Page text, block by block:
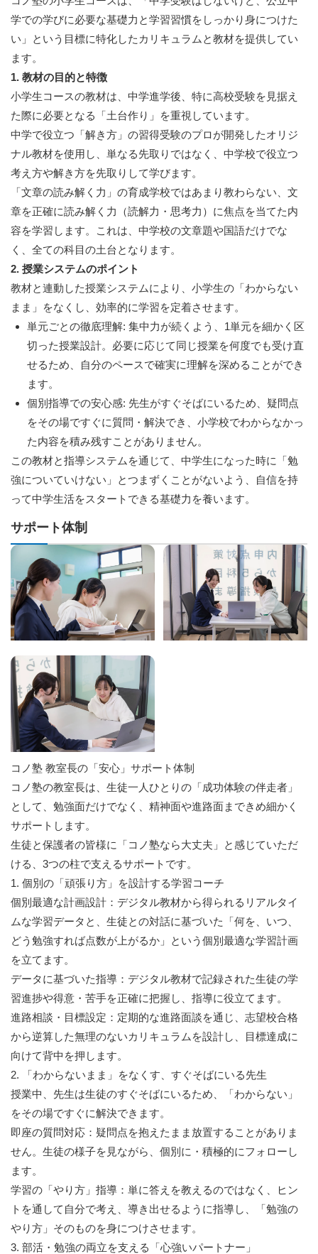
学での学びに必要な基礎力と学習習慣をしっかり身につけた
い」という目標に特化したカリキュラムと教材を提供してい
ます。
1. 教材の目的と特徴
小学生コースの教材は、中学進学後、特に高校受験を見据え
た際に必要となる「土台作り」を重視しています。
中学で役立つ「解き方」の習得受験のプロが開発したオリジ
ナル教材を使用し、単なる先取りではなく、中学校で役立つ
考え方や解き方を先取りして学びます。
「文章の読み解く力」の育成学校ではあまり教わらない、文
章を正確に読み解く力（読解力・思考力）に焦点を当てた内
容を学習します。これは、中学校の文章題や国語だけでな
く、全ての科目の土台となります。
2. 授業システムのポイント
教材と連動した授業システムにより、小学生の「わからない
まま」をなくし、効率的に学習を定着させます。
単元ごとの徹底理解: 集中力が続くよう、1単元を細かく区
切った授業設計。必要に応じて同じ授業を何度でも受け直
せるため、自分のペースで確実に理解を深めることができ
ます。
個別指導での安心感: 先生がすぐそばにいるため、疑問点
をその場ですぐに質問・解決でき、小学校でわからなかっ
た内容を積み残すことがありません。
この教材と指導システムを通じて、中学生になった時に「勉
強についていけない」とつまずくことがないよう、自信を持
って中学生活をスタートできる基礎力を養います。
サポート体制
コノ塾 教室長の「安心」サポート体制
コノ塾の教室長は、生徒一人ひとりの「成功体験の伴走者」
として、勉強面だけでなく、精神面や進路面まできめ細かく
サポートします。
生徒と保護者の皆様に「コノ塾なら大丈夫」と感じていただ
ける、3つの柱で支えるサポートです。
1. 個別の「頑張り方」を設計する学習コーチ
個別最適な計画設計：デジタル教材から得られるリアルタイ
ムな学習データと、生徒との対話に基づいた「何を、いつ、
どう勉強すれば点数が上がるか」という個別最適な学習計画
を立てます。
データに基づいた指導：デジタル教材で記録された生徒の学
習進捗や得意・苦手を正確に把握し、指導に役立てます。
進路相談・目標設定：定期的な進路面談を通じ、志望校合格
から逆算した無理のないカリキュラムを設計し、目標達成に
向けて背中を押します。
2. 「わからないまま」をなくす、すぐそばにいる先生
授業中、先生は生徒のすぐそばにいるため、「わからない」
をその場ですぐに解決できます。
即座の質問対応：疑問点を抱えたまま放置することがありま
せん。生徒の様子を見ながら、個別に・積極的にフォローし
ます。
学習の「やり方」指導：単に答えを教えるのではなく、ヒン
トを通して自分で考え、導き出せるように指導し、「勉強の
やり方」そのものを身につけさせます。
3. 部活・勉強の両立を支える「心強いパートナー」